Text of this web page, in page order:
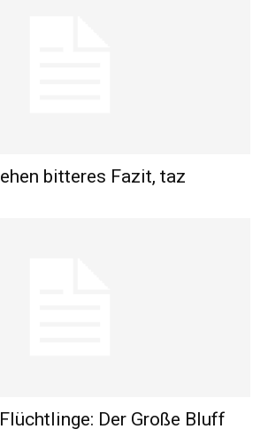
bitteres Fazit, taz
Der Große Bluff